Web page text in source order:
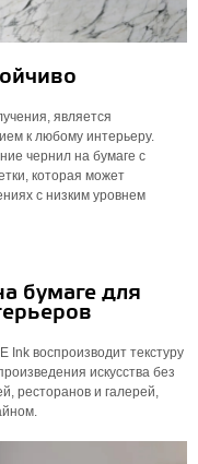
является
к любому интерьеру.
чернил на бумаге с
которая может
с низким уровнем
бумаге для
Ink воспроизводит текстуру
искусства без
ресторанов и галерей,